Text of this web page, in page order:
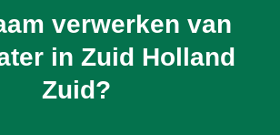
verwerken van
in Zuid Holland
Zuid?